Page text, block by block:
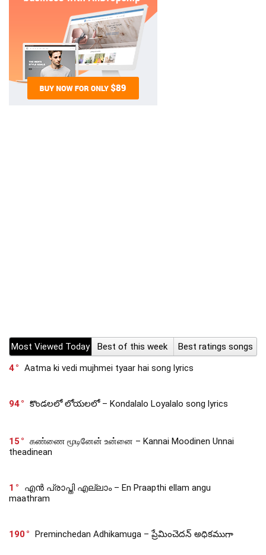
Most Viewed Today Best of this week
Best ratings songs
4
Aatma ki vedi mujhmei tyaar hai song lyrics
94 కొండలలో లోయలలో – Kondalalo Loyalalo song lyrics
15
கண்ணை மூடினேன் உன்னை – Kannai Moodinen Unnai
theadinean
1
എൻ പ്രാപ്തി എല്ലാം – En Praapthi ellam angu
maathram
190 Preminchedan Adhikamuga – ప్రేమించెదన్ అధికముగా